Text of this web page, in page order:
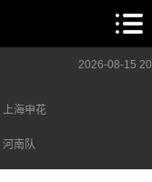
2026-08-15
上海申花
河南队